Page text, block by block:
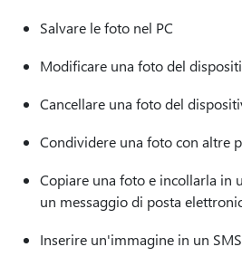
Salvare le foto nel PC
Modificare una foto del
Cancellare una foto del
Condividere una foto con altre
Copiare una foto e incollarla in
un messaggio di posta
Inserire un'immagine in un SMS